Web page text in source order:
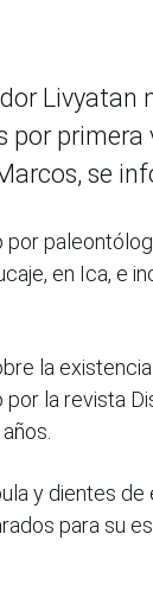
Livyatan
se
en Ica, e
la
la revista
y dientes
para su